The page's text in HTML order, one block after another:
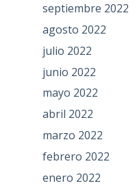
septiembre 2022
agosto 2022
julio 2022
junio 2022
mayo 2022
abril 2022
marzo 2022
febrero 2022
enero 2022